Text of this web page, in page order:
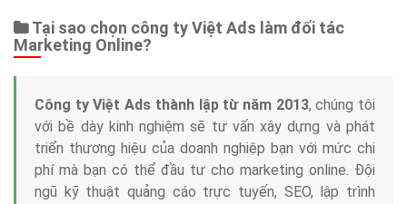
Tại sao chọn công ty Việt Ads làm đối tác
Marketing Online?
Công ty Việt Ads thành lập từ năm 2013, chúng tôi
với bề dày kinh nghiệm sẽ tư vấn xây dựng và phát
triển thương hiệu của doanh nghiệp bạn với mức chi
phí mà bạn có thể đầu tư cho marketing online. Đội
ngũ kỹ thuật quảng cáo trực tuyến, SEO, lập trình